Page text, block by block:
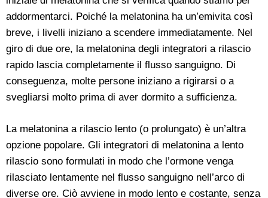
addormentarci. Poiché la melatonina ha un’emivita così
breve, i livelli iniziano a scendere immediatamente. Nel
giro di due ore, la melatonina degli integratori a rilascio
rapido lascia completamente il flusso sanguigno. Di
conseguenza, molte persone iniziano a rigirarsi o a
svegliarsi molto prima di aver dormito a sufficienza.
La melatonina a rilascio lento (o prolungato) è un’altra
opzione popolare. Gli integratori di melatonina a lento
rilascio sono formulati in modo che l’ormone venga
rilasciato lentamente nel flusso sanguigno nell’arco di
diverse ore. Ciò avviene in modo lento e costante, senza